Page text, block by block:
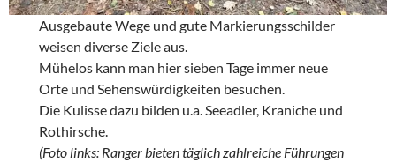
Ausgebaute Wege und gute Markierungsschilder
weisen diverse Ziele aus.
Mühelos kann man hier sieben Tage immer neue
Orte und Sehenswürdigkeiten besuchen.
Die Kulisse dazu bilden u.a. Seeadler, Kraniche und
Rothirsche.
(Foto links: Ranger bieten täglich zahlreiche Führungen